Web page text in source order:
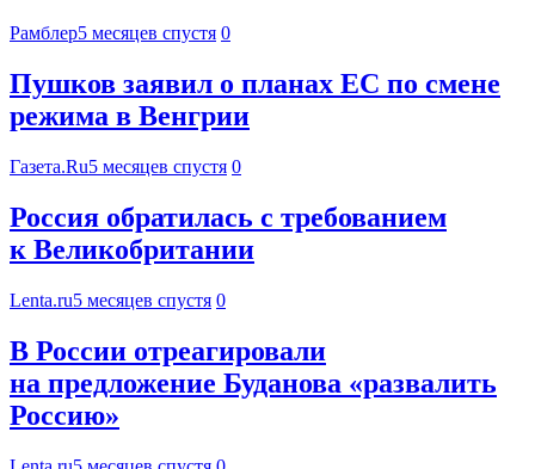
Рамблер5 месяцев спустя 0
Пушков заявил о планах ЕС по смене
режима в Венгрии
Газета.Ru5 месяцев спустя 0
Россия обратилась с требованием
к Великобритании
Lenta.ru5 месяцев спустя 0
В России отреагировали
на предложение Буданова «развалить
Россию»